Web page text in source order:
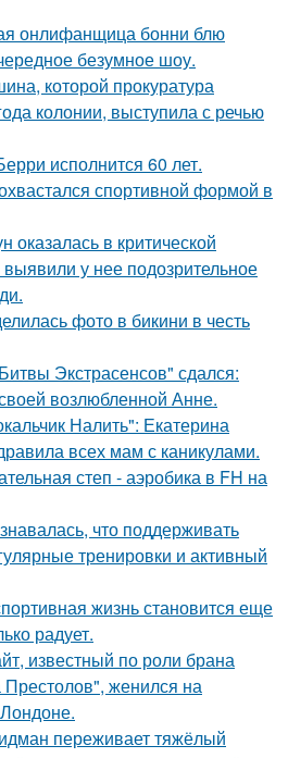
онлифанщица бонни блю
безумное шоу.
которой прокуратура
колонии, выступила с речью
исполнится 60 лет.
спортивной формой в
оказалась в критической
выявили у нее подозрительное
фото в бикини в честь
Экстрасенсов" сдался:
возлюбленной Анне.
Налить": Екатерина
всех мам с каникулами.
степ - аэробика в FH на
что поддерживать
тренировки и активный
жизнь становится еще
радует.
известный по роли брана
Престолов", женился на
переживает тяжёлый